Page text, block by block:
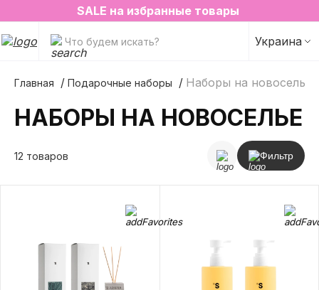
2=3 на любимые ароматы для дома✨
SALE на избранные товары
Что будем искать? Украина
Главная Подарочные наборы Наборы на новоселье
НАБОРЫ НА НОВОСЕЛЬЕ
12 товаров Фильтр